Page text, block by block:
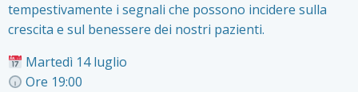
tempestivamente i segnali che possono incidere sulla
crescita e sul benessere dei nostri pazienti.
Martedì 14 luglio
Ore 19:00